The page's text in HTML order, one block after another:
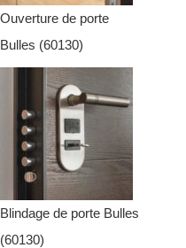
Ouverture de porte
Bulles (60130)
Blindage de porte Bulles
(60130)